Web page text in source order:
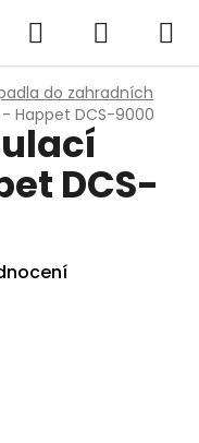
Hledat
KOŠÍK
do zahradních
Happet DCS-9000
DCS-